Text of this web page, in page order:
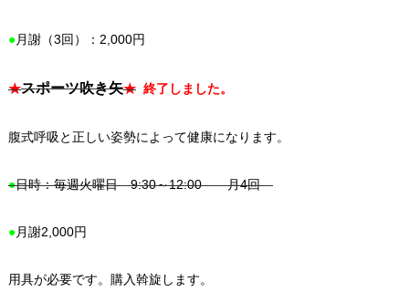
●月謝（3回）：2,000円
★スポーツ吹き矢★終了しました。
腹式呼吸と正しい姿勢によって健康になります。
●日時：毎週火曜日 9:30～12:00 月4回
●月謝2,000円
用具が必要です。購入斡旋します。